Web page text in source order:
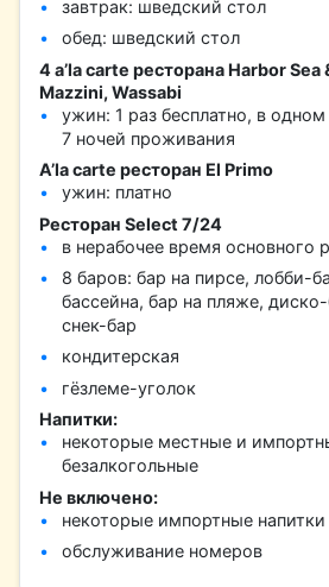
завтрак: шведский стол
обед: шведский стол
4 a’la carte ресторана Harbor Sea
Mazzini, Wassabi
ужин: 1 раз бесплатно, в
7 ночей проживания
A’la carte ресторан El Primo
ужин: платно
Ресторан Select 7/24
в нерабочее время основного
8 баров: бар на пирсе, лобби-
бассейна, бар на пляже,
снек-бар
кондитерская
гёзлеме-уголок
Напитки:
некоторые местные и
безалкогольные
Не включено:
некоторые импортные напитки
обслуживание номеров